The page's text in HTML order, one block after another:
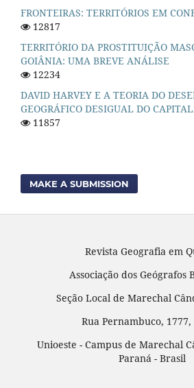
FRONTEIRAS: TERRITÓRIOS EM
12817
TERRITÓRIO DA PROSTITUIÇÃO
GOIÂNIA: UMA BREVE ANÁLISE
12234
DAVID HARVEY E A TEORIA DO
GEOGRÁFICO DESIGUAL DO
11857
MAKE A SUBMISSION
Revista Geografia em
Associação dos Geógrafos
Seção Local de Marechal
Rua Pernambuco,
Unioeste - Campus de Marechal
Paraná - Brasil